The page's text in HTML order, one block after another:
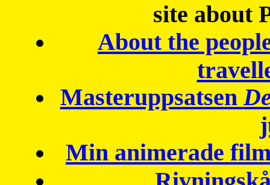
site about
About the
Masteruppsatsen
Min animerade